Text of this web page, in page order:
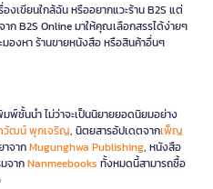
งเขียนใกล้ฉัน หรืออยากแวะร้าน B2S แต่
าก B2S Online มาให้คุณเลือกสรรได้ง่ายๆ
องหา ร้านขายหนังสือ หรือสินค้าอื่นๆ
พ์ชั้นนำ ไม่ว่าจะเป็นนิยายยอดนิยมอย่าง
วัฒน์ พุกเจริญ, นิตยสารอัปเดตจากเพ็ญ
จากMugunghwa Publishing, หนังสือ
จากNanmeebooks ทั้งหมดนี้สามารถซื้อ